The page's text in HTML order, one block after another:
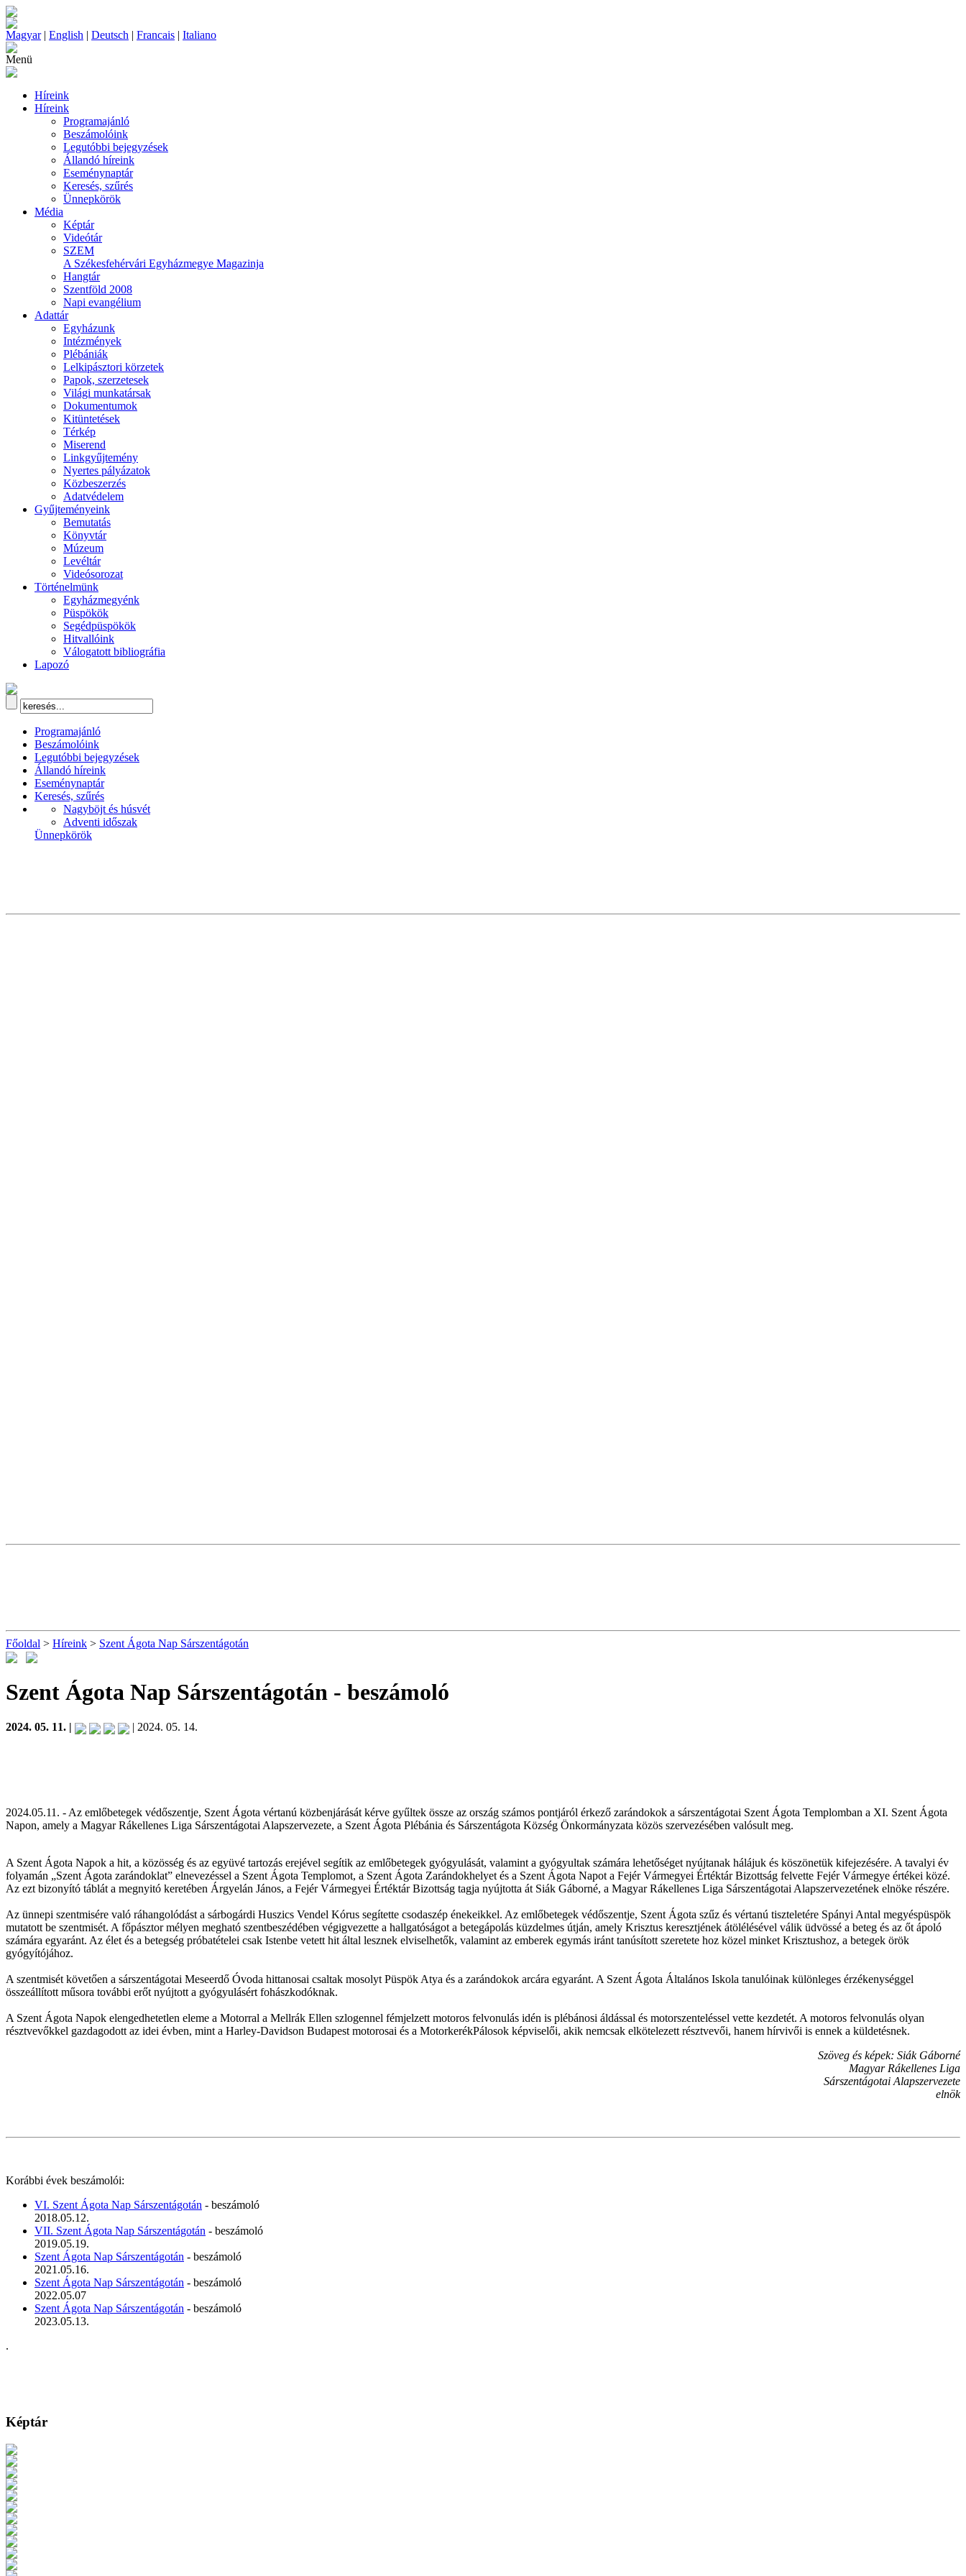
Magyar| English | Deutsch | Francais | Italiano
Menü
Híreink
Híreink
Programajánló
Beszámolóink
Legutóbbi bejegyzések
Állandó híreink
Eseménynaptár
Keresés, szűrés
Ünnepkörök
Média
Képtár
Videótár
SZEM
A Székesfehérvári Egyházmegye Magazinja
Hangtár
Szentföld 2008
Napi evangélium
Adattár
Egyházunk
Intézmények
Plébániák
Lelkipásztori körzetek
Papok, szerzetesek
Világi munkatársak
Dokumentumok
Kitüntetések
Térkép
Miserend
Linkgyűjtemény
Nyertes pályázatok
Közbeszerzés
Adatvédelem
Gyűjteményeink
Bemutatás
Könyvtár
Múzeum
Levéltár
Videósorozat
Történelmünk
Egyházmegyénk
Püspökök
Segédpüspökök
Hitvallóink
Válogatott bibliográfia
Lapozó
Programajánló
Beszámolóink
Legutóbbi bejegyzések
Állandó híreink
Eseménynaptár
Keresés, szűrés
Nagyböjt és húsvét
Adventi időszak
Ünnepkörök
Főoldal > Híreink > Szent Ágota Nap Sárszentágotán
Szent Ágota Nap Sárszentágotán - beszámoló
2024. 05. 11. | | 2024. 05. 14.
2024.05.11. - Az emlőbetegek védőszentje, Szent Ágota vértanú közbenjárását kérve gyűltek össze az ország számos pontjáról érkező zarándokok a sárszentágotai Szent Ágota Templomban a XI. Szent Ágota
Napon, amely a Magyar Rákellenes Liga Sárszentágotai Alapszervezete, a Szent Ágota Plébánia és Sárszentágota Község Önkormányzata közös szervezésében valósult meg.
A Szent Ágota Napok a hit, a közösség és az együvé tartozás erejével segítik az emlőbetegek gyógyulását, valamint a gyógyultak számára lehetőséget nyújtanak hálájuk és köszönetük kifejezésére. A tavalyi év
folyamán „Szent Ágota zarándoklat” elnevezéssel a Szent Ágota Templomot, a Szent Ágota Zarándokhelyet és a Szent Ágota Napot a Fejér Vármegyei Értéktár Bizottság felvette Fejér Vármegye értékei közé.
Az ezt bizonyító táblát a megnyitó keretében Árgyelán János, a Fejér Vármegyei Értéktár Bizottság tagja nyújtotta át Siák Gáborné, a Magyar Rákellenes Liga Sárszentágotai Alapszervezetének elnöke részére.
Az ünnepi szentmisére való ráhangolódást a sárbogárdi Huszics Vendel Kórus segítette csodaszép énekeikkel. Az emlőbetegek védőszentje, Szent Ágota szűz és vértanú tiszteletére Spányi Antal megyéspüspök
mutatott be szentmisét. A főpásztor mélyen megható szentbeszédében végigvezette a hallgatóságot a betegápolás küzdelmes útján, amely Krisztus keresztjének átölélésével válik üdvössé a beteg és az őt ápoló
számára egyaránt. Az élet és a betegség próbatételei csak Istenbe vetett hit által lesznek elviselhetők, valamint az emberek egymás iránt tanúsított szeretete hoz közel minket Krisztushoz, a betegek örök
gyógyítójához.
A szentmisét követően a sárszentágotai Meseerdő Óvoda hittanosai csaltak mosolyt Püspök Atya és a zarándokok arcára egyaránt. A Szent Ágota Általános Iskola tanulóinak különleges érzékenységgel
összeállított műsora további erőt nyújtott a gyógyulásért fohászkodóknak.
A Szent Ágota Napok elengedhetetlen eleme a Motorral a Mellrák Ellen szlogennel fémjelzett motoros felvonulás idén is plébánosi áldással és motorszenteléssel vette kezdetét. A motoros felvonulás olyan
résztvevőkkel gazdagodott az idei évben, mint a Harley-Davidson Budapest motorosai és a MotorkerékPálosok képviselői, akik nemcsak elkötelezett résztvevői, hanem hírvivői is ennek a küldetésnek.
Szöveg és képek: Siák Gáborné
Magyar Rákellenes Liga
Sárszentágotai Alapszervezete
elnök
Korábbi évek beszámolói:
VI. Szent Ágota Nap Sárszentágotán - beszámoló
2018.05.12.
VII. Szent Ágota Nap Sárszentágotán - beszámoló
2019.05.19.
Szent Ágota Nap Sárszentágotán - beszámoló
2021.05.16.
Szent Ágota Nap Sárszentágotán - beszámoló
2022.05.07
Szent Ágota Nap Sárszentágotán - beszámoló
2023.05.13.
.
Képtár